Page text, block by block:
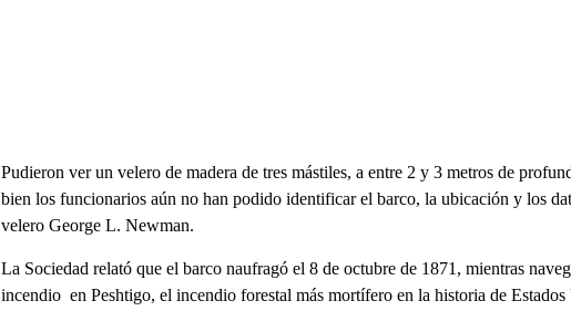
Pudieron ver un velero de madera de tres mástiles, a entre 2 y 3 metros de
bien los funcionarios aún no han podido identificar el barco, la ubicación y los
velero George L. Newman.
La Sociedad relató que el barco naufragó el 8 de octubre de 1871, mientras
incendio en Peshtigo, el incendio forestal más mortífero en la historia de